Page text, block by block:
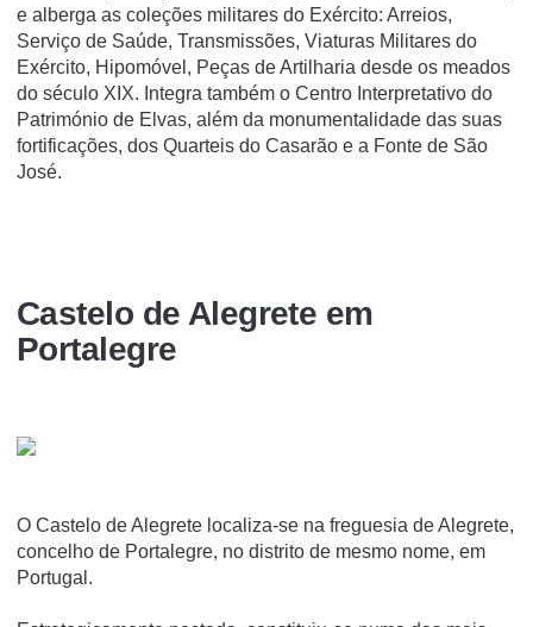
e alberga as coleções militares do Exército: Arreios,
Serviço de Saúde, Transmissões, Viaturas Militares do
Exército, Hipomóvel, Peças de Artilharia desde os meados
do século XIX. Integra também o Centro Interpretativo do
Património de Elvas, além da monumentalidade das suas
fortificações, dos Quarteis do Casarão e a Fonte de São
José.
Castelo de Alegrete em
Portalegre
O Castelo de Alegrete localiza-se na freguesia de Alegrete,
concelho de Portalegre, no distrito de mesmo nome, em
Portugal.